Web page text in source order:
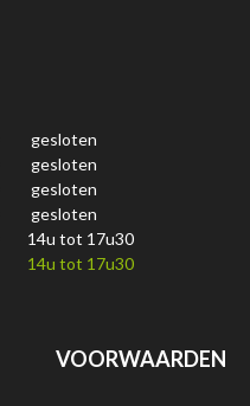
gesloten
gesloten
gesloten
gesloten
14u tot 17u30
14u tot 17u30
VOORWAARDEN